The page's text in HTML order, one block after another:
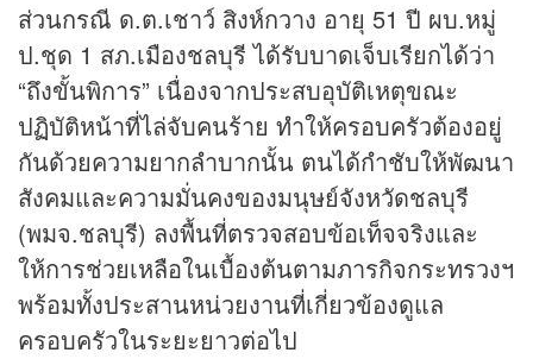
ส่วนกรณี ด.ต.เชาว์ สิงห์กวาง อายุ 51 ปี ผบ.หมู่
ป.ชุด 1 สภ.เมืองชลบุรี ได้รับบาดเจ็บเรียกได้ว่า
“ถึงขั้นพิการ” เนื่องจากประสบอุบัติเหตุขณะ
ปฏิบัติหน้าที่ไล่จับคนร้าย ทำให้ครอบครัวต้องอยู่
กันด้วยความยากลำบากนั้น ตนได้กำชับให้พัฒนา
สังคมและความมั่นคงของมนุษย์จังหวัดชลบุรี
(พมจ.ชลบุรี) ลงพื้นที่ตรวจสอบข้อเท็จจริงและ
ให้การช่วยเหลือในเบื้องต้นตามภารกิจกระทรวงฯ
พร้อมทั้งประสานหน่วยงานที่เกี่ยวข้องดูแล
ครอบครัวในระยะยาวต่อไป